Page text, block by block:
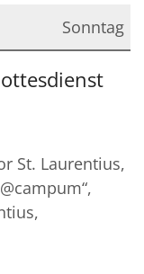
Sonntag
St. Laurentius,